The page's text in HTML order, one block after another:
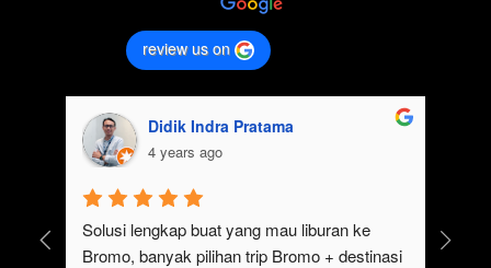
review us on
Didik Indra Pratama
4 years ago
Solusi lengkap buat yang mau liburan ke
Bromo, banyak pilihan trip Bromo + destinasi